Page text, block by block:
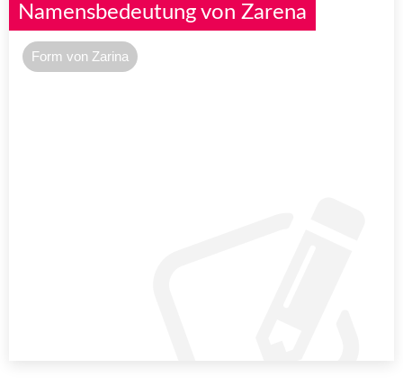
Namensbedeutung von Zarena
Form von Zarina